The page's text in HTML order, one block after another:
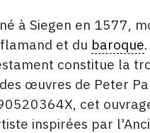
à Siegen en 1577,
flamand et du baroque.
constitue la
des œuvres de Peter
cet
inspirées par